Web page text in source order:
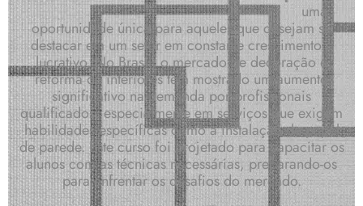
uma
oportunidade única para aqueles que desejam se
destacar em um setor em constante crescimento e
lucrativo.No Brasil, o mercado de decoração e
reforma de interiores tem mostrado um aumento
significativo na demanda por profissionais
qualificados, especialmente em serviços que exigem
habilidades específicas como a instalação de papel
de parede. Este curso foi projetado para capacitar os
alunos com as técnicas necessárias, preparando-os
para enfrentar os desafios do mercado.